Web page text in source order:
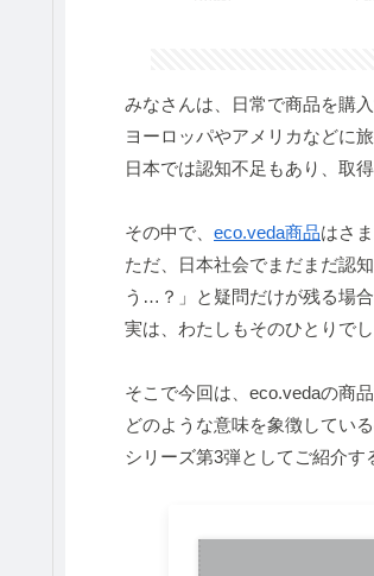
みなさんは、日常で商品を購
ヨーロッパやアメリカなどに
日本では認知不足もあり、取
その中で、 eco.veda商品はさ
ただ、日本社会でまだまだ認
う…？」と疑問だけが残る場
実は、わたしもそのひとりでし
そこで今回は、eco.vedaの商
どのような意味を象徴してい
シリーズ第3弾としてご紹介す